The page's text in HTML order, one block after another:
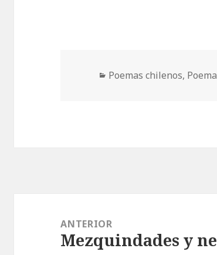
Categorías
Poemas chilenos,
entradas
ANTERIOR
Entrada
Mezquindades y